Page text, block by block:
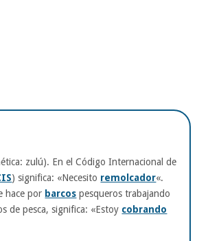
zulú). En el Código Internacional de
) significa: «Necesito remolcador«.
hace por barcos pesqueros trabajando
de pesca, significa: «Estoy cobrando